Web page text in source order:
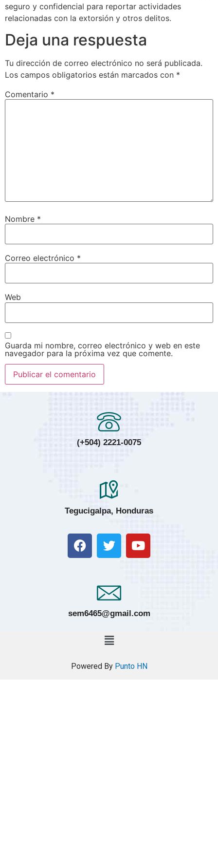
seguro y confidencial para reportar actividades
relacionadas con la extorsión y otros delitos.
Deja una respuesta
Tu dirección de correo electrónico no será publicada.
Los campos obligatorios están marcados con *
Comentario *
Nombre *
Correo electrónico *
Web
Guarda mi nombre, correo electrónico y web en este
navegador para la próxima vez que comente.
(+504) 2221-0075
Tegucigalpa, Honduras
sem6465@gmail.com
Powered By Punto HN